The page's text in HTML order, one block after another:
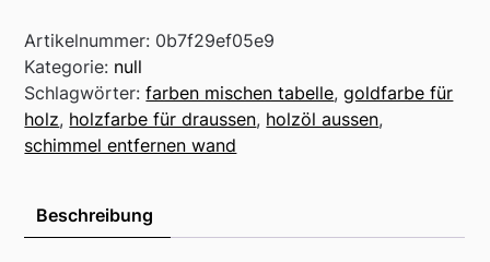
Artikelnummer: 0b7f29ef05e9
Kategorie: null
Schlagwörter:farben mischen tabelle,goldfarbe für
holz, holzfarbe für draussen, holzöl aussen,
schimmel entfernen wand
Beschreibung